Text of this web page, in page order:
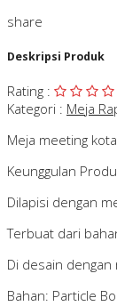
share
Deskripsi Produk
Rating :
Kategori : Meja
Meja meeting
Keunggulan
Dilapisi dengan
Terbuat dari
Di desain
Bahan: Particle